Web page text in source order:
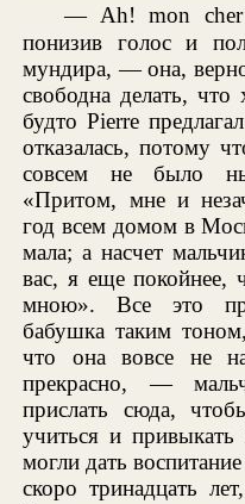
— Ah! mon cher
понизив голос и
мундира, — она,
свободна делать,
будто Pierre
отказалась, потому
совсем не было
«Притом, мне и
год всем домом в
мала; а насчет
вас, я еще
мною». Все это
бабушка таким
что она вовсе не
прекрасно, —
прислать сюда,
учиться и
могли дать
скоро тринадцать